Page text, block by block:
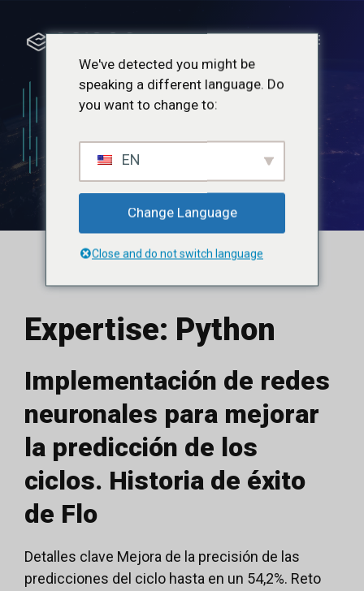
contenido
Menú
Expertise: Python
Implementación de redes
neuronales para mejorar
la predicción de los
ciclos. Historia de éxito
de Flo
Detalles clave Mejora de la precisión de las
predicciones del ciclo hasta en un 54,2%. Reto
We've detected you might be
speaking a different language. Do
you want to change to:
EN
Change Language
Close and do not switch language